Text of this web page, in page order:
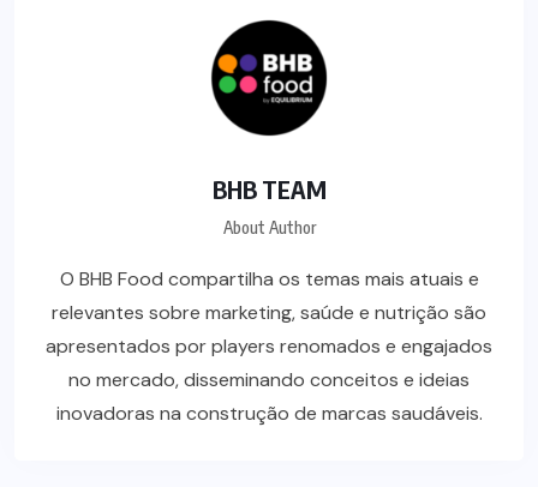
BHB TEAM
About Author
O BHB Food compartilha os temas mais atuais e
relevantes sobre marketing, saúde e nutrição são
apresentados por players renomados e engajados
no mercado, disseminando conceitos e ideias
inovadoras na construção de marcas saudáveis.